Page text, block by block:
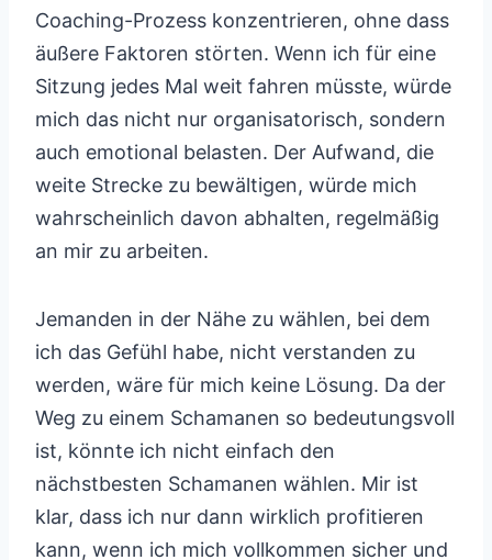
Coaching-Prozess konzentrieren, ohne dass
äußere Faktoren störten. Wenn ich für eine
Sitzung jedes Mal weit fahren müsste, würde
mich das nicht nur organisatorisch, sondern
auch emotional belasten. Der Aufwand, die
weite Strecke zu bewältigen, würde mich
wahrscheinlich davon abhalten, regelmäßig
an mir zu arbeiten.
Jemanden in der Nähe zu wählen, bei dem
ich das Gefühl habe, nicht verstanden zu
werden, wäre für mich keine Lösung. Da der
Weg zu einem Schamanen so bedeutungsvoll
ist, könnte ich nicht einfach den
nächstbesten Schamanen wählen. Mir ist
klar, dass ich nur dann wirklich profitieren
kann, wenn ich mich vollkommen sicher und